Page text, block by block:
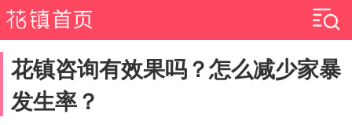
花镇咨询有效果吗？怎么减少家暴
发生率？